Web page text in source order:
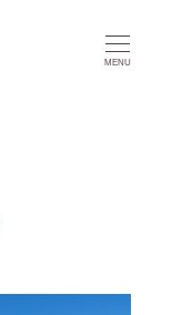
MENU